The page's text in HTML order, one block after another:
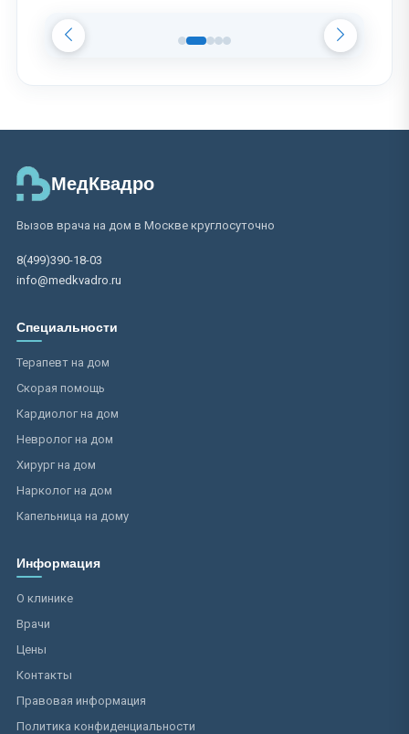
МедКвадро
Вызов врача на дом в Москве круглосуточно
8(499)390-18-03
info@medkvadro.ru
Специальности
Терапевт на дом
Скорая помощь
Кардиолог на дом
Невролог на дом
Хирург на дом
Нарколог на дом
Капельница на дому
Информация
О клинике
Врачи
Цены
Контакты
Правовая информация
Политика конфиденциальности